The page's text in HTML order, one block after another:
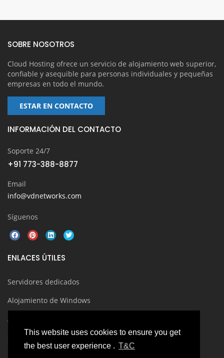
This website uses cookies to ensure you get
the best user experience . T&C
SOBRE NOSOTROS
Cloud Hosting ofrece un servicio de alojamiento web superior,
confiable y asequible para personas individuales y pequeñas
empresas en todo el mundo.
ESTAR EN CONTACTO
INFORMACIÓN DEL CONTACTO
Soporte 24/7
+91 773-388-8877
Email
info@vdnetworks.com
Síguenos
ENLACES ÚTILES
Servidores dedicados
Alojamiento de Windows
Alojamiento en la nube
Servidores linux